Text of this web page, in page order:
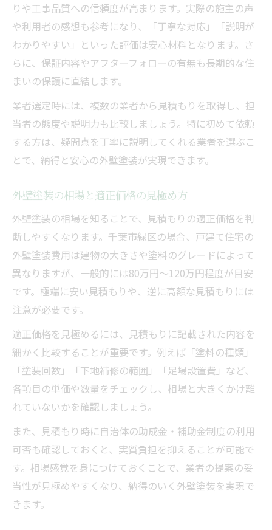
外壁塗装の口コミや実績の確認方法
外壁塗装見積もりで納得いく業者選定術
外壁塗装業者の提案力やアフターケア比較
りや工事品質への信頼度が高まります。実際の施主の声
や利用者の感想も参考になり、「丁寧な対応」「説明が
わかりやすい」といった評価は安心材料となります。さ
らに、保証内容やアフターフォローの有無も長期的な住
まいの保護に直結します。
業者選定時には、複数の業者から見積もりを取得し、担
当者の態度や説明力も比較しましょう。特に初めて依頼
する方は、疑問点を丁寧に説明してくれる業者を選ぶこ
とで、納得と安心の外壁塗装が実現できます。
外壁塗装の相場と適正価格の見極め方
外壁塗装の相場を知ることで、見積もりの適正価格を判
断しやすくなります。千葉市緑区の場合、戸建て住宅の
外壁塗装費用は建物の大きさや塗料のグレードによって
異なりますが、一般的には80万円～120万円程度が目安
です。極端に安い見積もりや、逆に高額な見積もりには
注意が必要です。
適正価格を見極めるには、見積もりに記載された内容を
細かく比較することが重要です。例えば「塗料の種類」
「塗装回数」「下地補修の範囲」「足場設置費」など、
各項目の単価や数量をチェックし、相場と大きくかけ離
れていないかを確認しましょう。
また、見積もり時に自治体の助成金・補助金制度の利用
可否も確認しておくと、実質負担を抑えることが可能で
す。相場感覚を身につけておくことで、業者の提案の妥
当性が見極めやすくなり、納得のいく外壁塗装を実現で
きます。